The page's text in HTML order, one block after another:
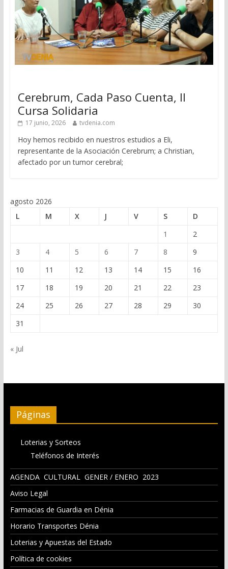
Cerebrum, Cada Paso Cuenta, II
Cursa Solidaria
17 junio, 2026 tvdenia.com
Hoy hemos recibido en nuestros estudios a Eli,
representante de la Asociación Cerebrum; a Christian,
afectado por un tumor cerebral;
agosto 2026
L
M X J V S
D
1
2
3
4 5 6 7 8
9
10
11 12 13 14 15
16
17
18 19 20 21 22
23
24
25 26 27 28 29
30
31
« Jul
Páginas
Loterias y Sorteos
Teléfonos de Interés
AGENDA CULTURAL GENER / ENERO 2023
Aviso Legal
Farmacias de Guardia en Dénia
Horario Transportes Dénia
Loterias y Apuestas del Estado
Política de cookies